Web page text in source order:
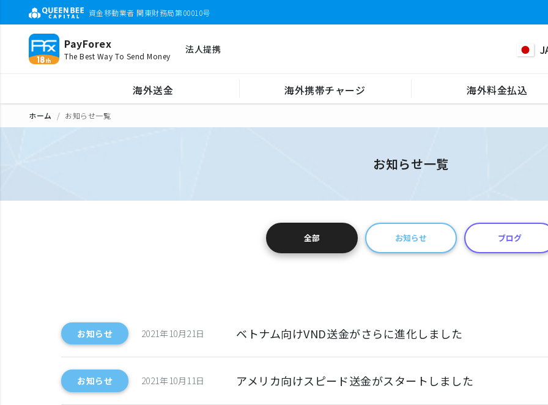
資金移動業者 関東財務局第00010号
PayForex
The Best Way To Send Money
法人提携
海外送金 海外携帯チャージ 海外料金払込
ホーム お知らせ一覧
お知らせ一覧
全部 お知らせ ブログ
お知らせ 2021年10月21日 ベトナム向けVND送金がさらに進化しました
お知らせ 2021年10月11日 アメリカ向けスピード送金がスタートしました